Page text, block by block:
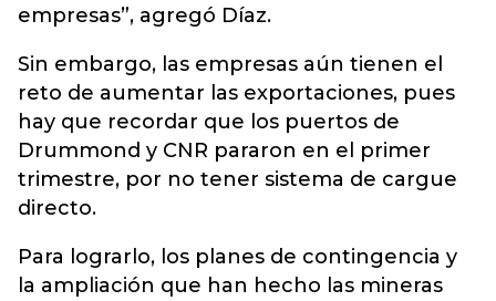
empresas”, agregó Díaz.
Sin embargo, las empresas aún tienen el
reto de aumentar las exportaciones, pues
hay que recordar que los puertos de
Drummond y CNR pararon en el primer
trimestre, por no tener sistema de cargue
directo.
Para lograrlo, los planes de contingencia y
la ampliación que han hecho las mineras